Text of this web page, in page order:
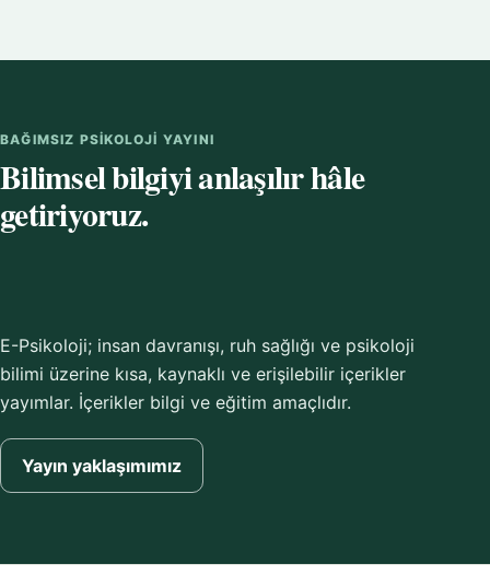
BAĞIMSIZ PSIKOLOJI YAYINI
Bilimsel bilgiyi anlaşılır hâle
getiriyoruz.
E-Psikoloji; insan davranışı, ruh sağlığı ve psikoloji
bilimi üzerine kısa, kaynaklı ve erişilebilir içerikler
yayımlar. İçerikler bilgi ve eğitim amaçlıdır.
Yayın yaklaşımımız